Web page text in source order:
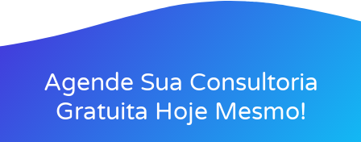
Agende Sua Consultoria
Gratuita Hoje Mesmo!